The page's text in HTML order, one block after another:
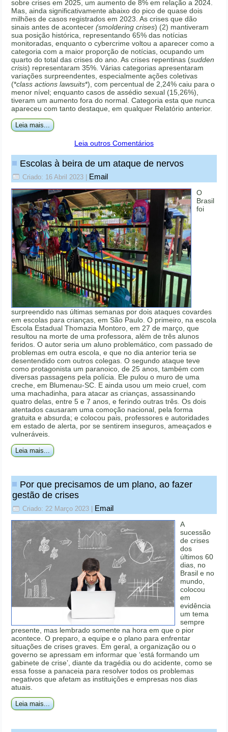
sobre crises em 2025, um aumento de 8% em relação a 2024.
Mas, ainda significativamente abaixo do pico de quase dois
milhões de casos registrados em 2023. As crises que dão
sinais antes de acontecer(smoldering crises) (2) mantiveram
sua posição histórica, representando 65% das notícias
monitoradas, enquanto o cybercrime voltou a aparecer como a
categoria com a maior proporção de notícias, ocupando um
quarto do total das crises do ano. As crises repentinas (sudden
crisis) representaram 35%. Várias categorias apresentaram
variações surpreendentes, especialmente ações coletivas
(*class actions lawsuits*), com percentual de 2,24% caiu para o
menor nível; enquanto casos de assédio sexual (15,26%),
tiveram um aumento fora do normal. Categoria esta que nunca
apareceu com tanto destaque, em qualquer Relatório anterior.
Leia mais...
Leia outros Comentários
Escolas à beira de um ataque de nervos
Criado: 16 Abril 2023 Email
O
Brasil
foi
surpreendido nas últimas semanas por dois ataques covardes
em escolas para crianças, em São Paulo. O primeiro, na escola
Escola Estadual Thomazia Montoro, em 27 de março, que
resultou na morte de uma professora, além de três alunos
feridos. O autor seria um aluno problemático, com passado de
problemas em outra escola, e que no dia anterior teria se
desentendido com outros colegas. O segundo ataque teve
como protagonista um paranoico, de 25 anos, também com
diversas passagens pela polícia. Ele pulou o muro de uma
creche, em Blumenau-SC. E ainda usou um meio cruel, com
uma machadinha, para atacar as crianças, assassinando
quatro delas, entre 5 e 7 anos, e ferindo outras três. Os dois
atentados causaram uma comoção nacional, pela forma
gratuita e absurda; e colocou pais, professores e autoridades
em estado de alerta, por se sentirem inseguros, ameaçados e
vulneráveis.
Leia mais...
Por que precisamos de um plano, ao fazer
gestão de crises
Criado: 22 Março 2023 Email
A
sucessão
de crises
dos
últimos 60
dias, no
Brasil e no
mundo,
colocou
em
evidência
um tema
sempre
presente, mas lembrado somente na hora em que o pior
acontece. O preparo, a equipe e o plano para enfrentar
situações de crises graves. Em geral, a organização ou o
governo se apressam em informar que ‘está formando um
gabinete de crise’, diante da tragédia ou do acidente, como se
essa fosse a panaceia para resolver todos os problemas
negativos que afetam as instituições e empresas nos dias
atuais.
Leia mais...